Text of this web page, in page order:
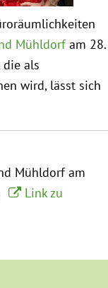
Mühldorfam 28.
die als
wird, lässt sich
Mühldorf am
Link zu